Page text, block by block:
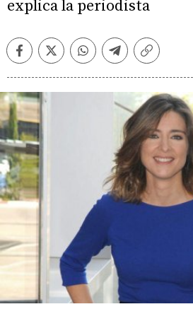
explica la periodista
FacebookTwitterWhatsappTelegramCopiar